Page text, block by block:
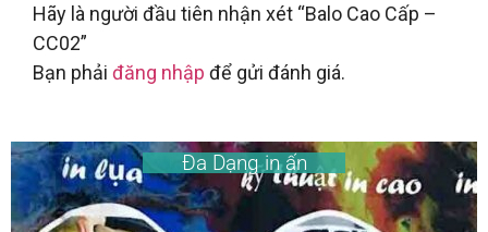
Hãy là người đầu tiên nhận xét “Balo Cao Cấp –
CC02”
Bạn phải đăng nhập để gửi đánh giá.
Đa Dạng in ấn